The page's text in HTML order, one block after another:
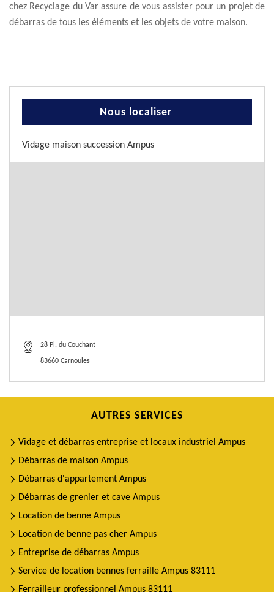
chez Recyclage du Var assure de vous assister pour un projet de
débarras de tous les éléments et les objets de votre maison.
Nous localiser
Vidage maison succession Ampus
28 Pl. du Couchant
83660 Carnoules
AUTRES SERVICES
Vidage et débarras entreprise et locaux industriel Ampus
Débarras de maison Ampus
Débarras d'appartement Ampus
Débarras de grenier et cave Ampus
Location de benne Ampus
Location de benne pas cher Ampus
Entreprise de débarras Ampus
Service de location bennes ferraille Ampus 83111
Ferrailleur professionnel Ampus 83111